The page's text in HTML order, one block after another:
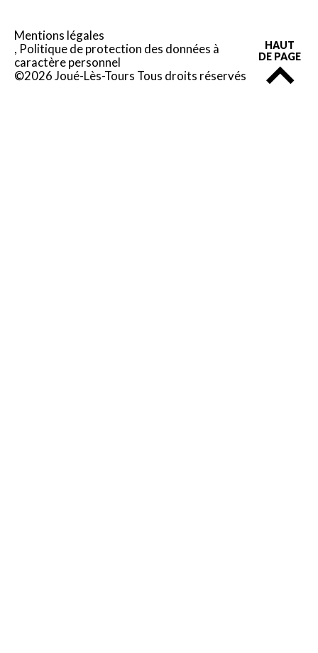
Mentions légales
Politique de protection des données à
caractère personnel
©2026 Joué-Lès-Tours Tous droits réservés
HAUT
DE PAGE